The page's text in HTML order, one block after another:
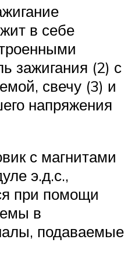
в себе
зажигания (2) с
свечу (3) и
напряжения
с магнитами
э.д.с.,
при помощи
в
подаваемые